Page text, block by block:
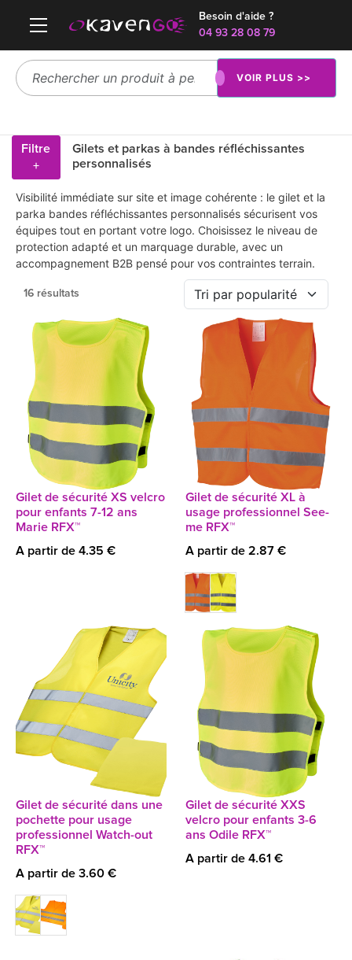
Besoin d'aide ?
04 93 28 08 79
VOIR PLUS >>
Filtre
+
Gilets et parkas à bandes réfléchissantes
personnalisés
Visibilité immédiate sur site et image cohérente : le gilet et la
parka bandes réfléchissantes personnalisés sécurisent vos
équipes tout en portant votre logo. Choisissez le niveau de
protection adapté et un marquage durable, avec un
accompagnement B2B pensé pour vos contraintes terrain.
16 résultats
Gilet de sécurité XS velcro
pour enfants 7-12 ans
Marie RFX™
A partir de 4.35 €
Gilet de sécurité XL à
usage professionnel See-
me RFX™
A partir de 2.87 €
Gilet de sécurité dans une
pochette pour usage
professionnel Watch-out
RFX™
A partir de 3.60 €
Gilet de sécurité XXS
velcro pour enfants 3-6
ans Odile RFX™
A partir de 4.61 €